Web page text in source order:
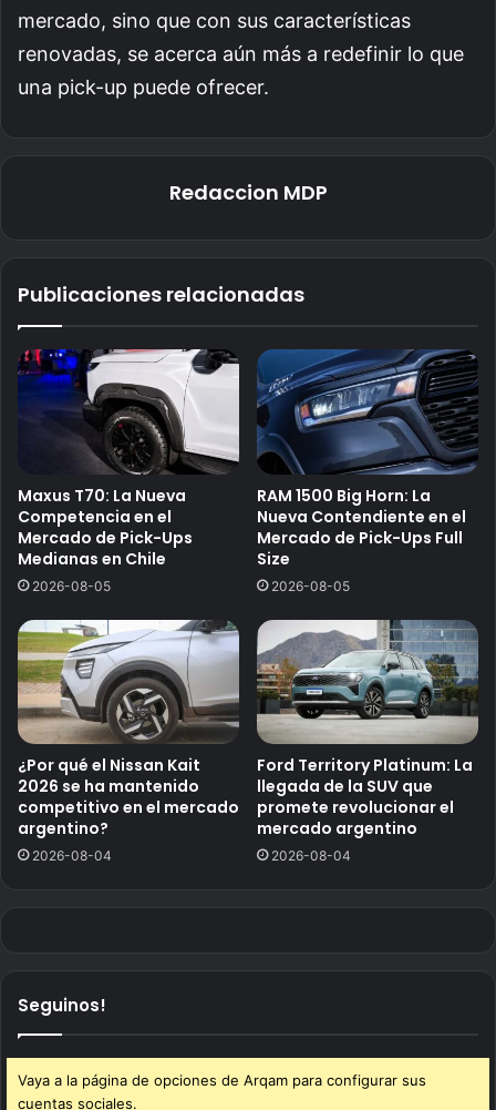
mercado, sino que con sus características
renovadas, se acerca aún más a redefinir lo que
una pick-up puede ofrecer.
Redaccion MDP
Publicaciones relacionadas
Maxus T70: La Nueva
Competencia en el
Mercado de Pick-Ups
Medianas en Chile
2026-08-05
RAM 1500 Big Horn: La
Nueva Contendiente en el
Mercado de Pick-Ups Full
Size
2026-08-05
¿Por qué el Nissan Kait
2026 se ha mantenido
competitivo en el mercado
argentino?
2026-08-04
Ford Territory Platinum: La
llegada de la SUV que
promete revolucionar el
mercado argentino
2026-08-04
Seguinos!
Vaya a la página de opciones de Arqam para configurar sus
cuentas sociales.